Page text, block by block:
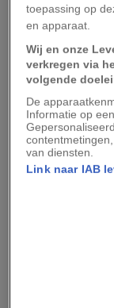
hou je wel
Wierch met
lang zeker
De
De Lage Tatra
Park en is
toepassing op
en apparaat.
Wij en onze
verkregen via
volgende
De
Informatie op
van diensten.
Link naar IAB